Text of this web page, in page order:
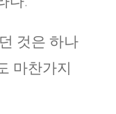
것은 하나
마찬가지